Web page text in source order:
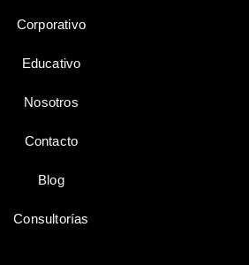
Corporativo
Educativo
Nosotros
Contacto
Blog
Consultorías